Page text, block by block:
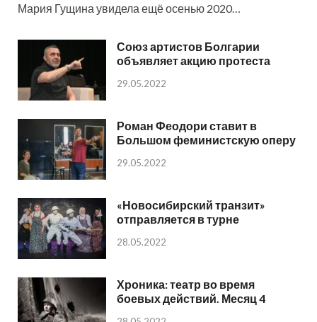
Мария Гущина увидела ещё осенью 2020…
Союз артистов Болгарии
объявляет акцию протеста
29.05.2022
Роман Феодори ставит в
Большом феминистскую оперу
29.05.2022
«Новосибирский транзит»
отправляется в турне
28.05.2022
Хроника: театр во время
боевых действий. Месяц 4